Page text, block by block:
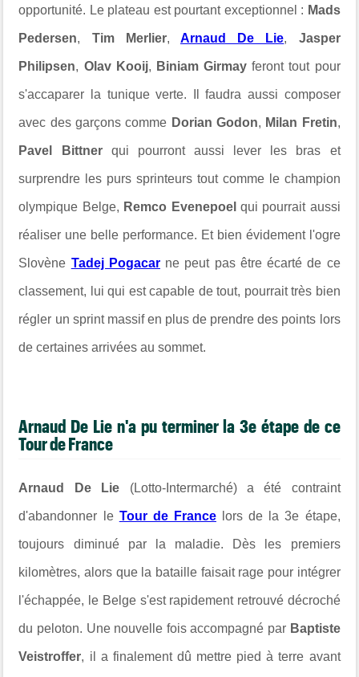
opportunité. Le plateau est pourtant exceptionnel : Mads
Pedersen, Tim Merlier, Arnaud De Lie, Jasper
Philipsen, Olav Kooij, Biniam Girmay feront tout pour
s'accaparer la tunique verte. Il faudra aussi composer
avec des garçons comme Dorian Godon, Milan Fretin,
Pavel Bittnerqui pourront aussi lever les bras et
surprendre les purs sprinteurs tout comme le champion
olympique Belge, Remco Evenepoel qui pourrait aussi
réaliser une belle performance. Et bien évidement l'ogre
Slovène Tadej Pogacarne peut pas être écarté de ce
classement, lui qui est capable de tout, pourrait très bien
régler un sprint massif en plus de prendre des points lors
de certaines arrivées au sommet.
Arnaud De Lie n'a pu terminer la 3e étape de ce
Tour de France
Arnaud De Lie (Lotto-Intermarché) a été contraint
d'abandonner le Tour de Francelors de la 3e étape,
toujours diminué par la maladie. Dès les premiers
kilomètres, alors que la bataille faisait rage pour intégrer
l'échappée, le Belge s'est rapidement retrouvé décroché
du peloton. Une nouvelle fois accompagné par Baptiste
Veistroffer, il a finalement dû mettre pied à terre avant